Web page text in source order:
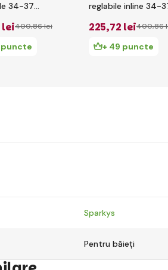
34-37
lei400,86 lei
puncte
reglabile inline 34-
225,72 lei400,86
+ 49 puncte
Sparkys
Pentru băieți